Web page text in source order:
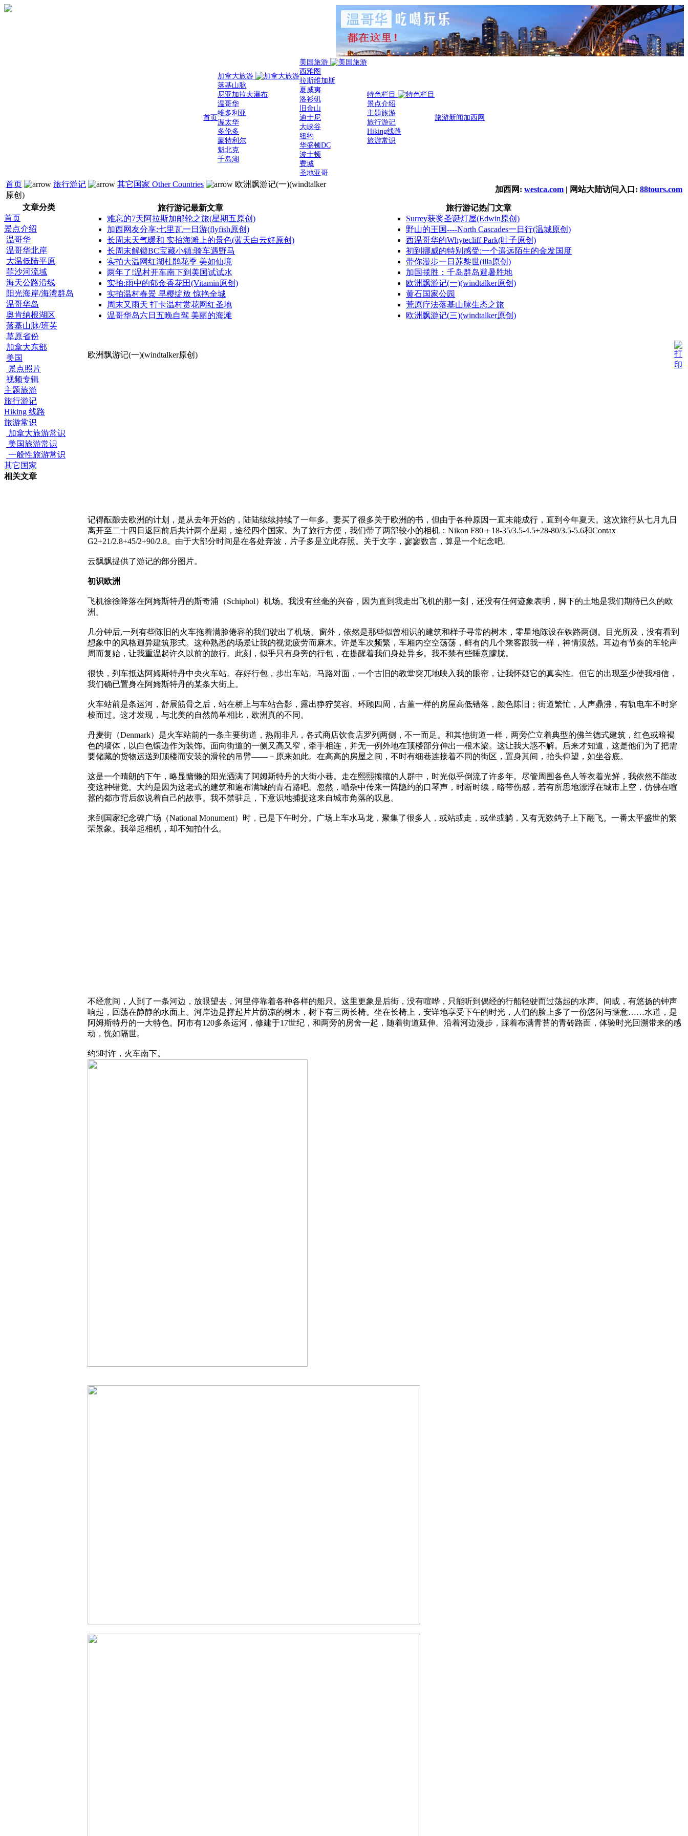
首页
加拿大旅游
落基山脉
尼亚加拉大瀑布
温哥华
维多利亚
渥太华
多伦多
蒙特利尔
魁北克
千岛湖
美国旅游
西雅图
拉斯维加斯
夏威夷
洛衫矶
旧金山
迪士尼
大峡谷
纽约
华盛顿DC
波士顿
费城
圣地亚哥
特色栏目
景点介绍
主题旅游
旅行游记
Hiking线路
旅游常识
旅游新闻 加西网
首页 旅行游记 其它国家 Other Countries
欧洲飘游记(一)(windtalker
原创)
加西网: westca.com | 网站大陆访问入口: 88tours.com
文章分类
首页
景点介绍
温哥华
温哥华北岸
大温低陆平原
菲沙河流域
海天公路沿线
阳光海岸/海湾群岛
温哥华岛
奥肯纳根湖区
落基山脉/班芙
草原省份
加拿大东部
美国
景点照片
视频专辑
主题旅游
旅行游记
Hiking 线路
旅游常识
加拿大旅游常识
美国旅游常识
一般性旅游常识
其它国家
相关文章
旅行游记最新文章
难忘的7天阿拉斯加邮轮之旅(星期五原创)
加西网友分享:七里瓦一日游(flyfish原创)
长周末天气暖和 实拍海滩上的景色(蓝天白云好原创)
长周末解锁BC宝藏小镇:骑车遇野马
实拍大温网红湖杜鹃花季 美如仙境
两年了!温村开车南下到美国试试水
实拍:雨中的郁金香花田(Vitamin原创)
实拍温村春景 早樱绽放 惊艳全城
周末又雨天 打卡温村赏花网红圣地
温哥华岛六日五晚自驾 美丽的海滩
旅行游记热门文章
Surrey获奖圣诞灯屋(Edwin原创)
野山的王国----North Cascades一日行(温城原创)
西温哥华的Whytecliff Park(叶子原创)
初到挪威的特别感受:一个遥远陌生的金发国度
带你漫步一日苏黎世(illa原创)
加国揽胜：千岛群岛避暑胜地
欧洲飘游记(一)(windtalker原创)
黄石国家公园
荒原疗法落基山脉生态之旅
欧洲飘游记(三)(windtalker原创)
欧洲飘游记(一)(windtalker原创)
记得酝酿去欧洲的计划，是从去年开始的，陆陆续续持续了一年多。妻买了很多关于欧洲的书，但由于各种原因一直未能成行，直到今年夏天。这次旅行从七月九日
离开至二十四日返回前后共计两个星期，途径四个国家。为了旅行方便，我们带了两部较小的相机：Nikon F80＋18-35/3.5-4.5+28-80/3.5-5.6和Contax
G2+21/2.8+45/2+90/2.8。由于大部分时间是在各处奔波，片子多是立此存照。关于文字，寥寥数言，算是一个纪念吧。
云飘飘提供了游记的部分图片。
初识欧洲
飞机徐徐降落在阿姆斯特丹的斯奇浦（Schiphol）机场。我没有丝毫的兴奋，因为直到我走出飞机的那一刻，还没有任何迹象表明，脚下的土地是我们期待已久的欧
洲。
几分钟后,一列有些陈旧的火车拖着满脸倦容的我们驶出了机场。窗外，依然是那些似曾相识的建筑和样子寻常的树木，零星地陈设在铁路两侧。目光所及，没有看到
想象中的风格迥异建筑形式。这种熟悉的场景让我的视觉疲劳而麻木。许是车次频繁，车厢内空空荡荡，鲜有的几个乘客跟我一样，神情漠然。耳边有节奏的车轮声
周而复始，让我重温起许久以前的旅行。此刻，似乎只有身旁的行包，在提醒着我们身处异乡。我不禁有些睡意朦胧。
很快，列车抵达阿姆斯特丹中央火车站。存好行包，步出车站。马路对面，一个古旧的教堂突兀地映入我的眼帘，让我怀疑它的真实性。但它的出现至少使我相信，
我们确已置身在阿姆斯特丹的某条大街上。
火车站前是条运河，舒展筋骨之后，站在桥上与车站合影，露出狰狞笑容。环顾四周，古董一样的房屋高低错落，颜色陈旧；街道繁忙，人声鼎沸，有轨电车不时穿
梭而过。这才发现，与北美的自然简单相比，欧洲真的不同。
丹麦街（Denmark）是火车站前的一条主要街道，热闹非凡，各式商店饮食店罗列两侧，不一而足。和其他街道一样，两旁伫立着典型的佛兰德式建筑，红色或暗褐
色的墙体，以白色镶边作为装饰。面向街道的一侧又高又窄，牵手相连，并无一例外地在顶楼部分伸出一根木梁。这让我大惑不解。后来才知道，这是他们为了把需
要储藏的货物运送到顶楼而安装的滑轮的吊臂――－原来如此。在高高的房屋之间，不时有细巷连接着不同的街区，置身其间，抬头仰望，如坐谷底。
这是一个晴朗的下午，略显慵懒的阳光洒满了阿姆斯特丹的大街小巷。走在熙熙攘攘的人群中，时光似乎倒流了许多年。尽管周围各色人等衣着光鲜，我依然不能改
变这种错觉。大约是因为这老式的建筑和遍布满城的青石路吧。忽然，嘈杂中传来一阵隐约的口琴声，时断时续，略带伤感，若有所思地漂浮在城市上空，仿佛在喧
嚣的都市背后叙说着自己的故事。我不禁驻足，下意识地捕捉这来自城市角落的叹息。
来到国家纪念碑广场（National Monument）时，已是下午时分。广场上车水马龙，聚集了很多人，或站或走，或坐或躺，又有无数鸽子上下翻飞。一番太平盛世的繁
荣景象。我举起相机，却不知拍什么。
不经意间，人到了一条河边，放眼望去，河里停靠着各种各样的船只。这里更象是后街，没有喧哗，只能听到偶经的行船轻驶而过荡起的水声。间或，有悠扬的钟声
响起，回荡在静静的水面上。河岸边是撑起片片荫凉的树木，树下有三两长椅。坐在长椅上，安详地享受下午的时光，人们的脸上多了一份悠闲与惬意……水道，是
阿姆斯特丹的一大特色。阿市有120多条运河，修建于17世纪，和两旁的房舍一起，随着街道延伸。沿着河边漫步，踩着布满青苔的青砖路面，体验时光回溯带来的感
动，恍如隔世。
约5时许，火车南下。